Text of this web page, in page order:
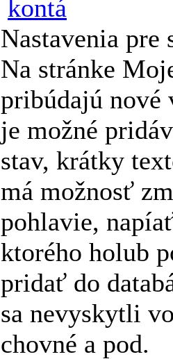
Nastavenia pre
Na stránke
pribúdajú nové
je možné
stav, krátky
má možnosť
pohlavie,
ktorého holub
pridať do
sa nevyskytli
chovné a pod.